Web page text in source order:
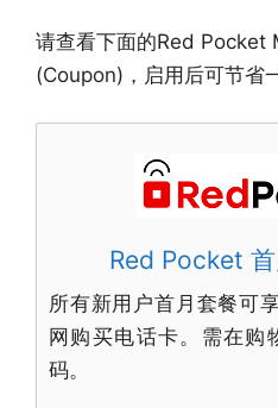
请查看下面的Red Pocket
(Coupon)，启用后可节省
Red Pocket
所有新用户首月套餐可
网购买电话卡。需在购
码。